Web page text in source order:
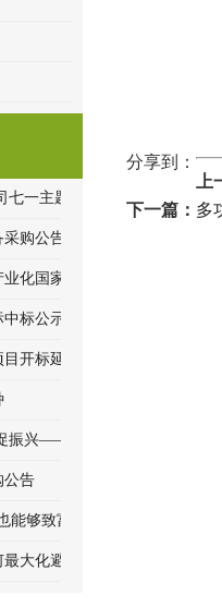
一主题党
购公告
化国家重
标公示
开标延期
振兴——七
开展插秧助
公告
能够致富”
大化避免
分享到：
下一篇： 多